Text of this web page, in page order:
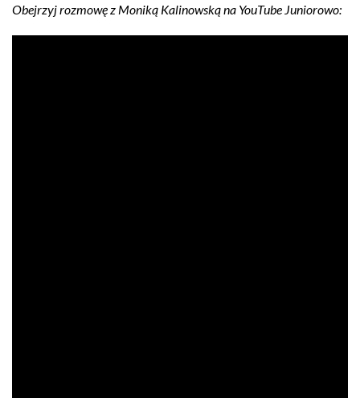
Obejrzyj rozmowę z Moniką Kalinowską na YouTube Juniorowo: